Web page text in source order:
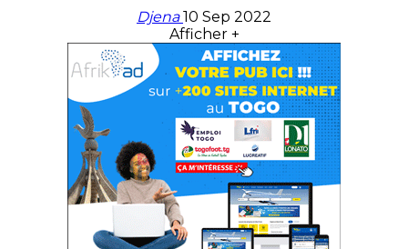
Djena10 Sep 2022
Afficher +